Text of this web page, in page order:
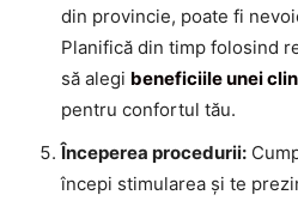
din provincie, poate fi
Planifică din timp folosind
să alegi beneficiile unei
pentru confortul tău.
Începerea procedurii:
începi stimularea și te